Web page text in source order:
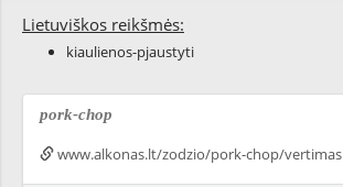
Lietuviškos reikšmės:
kiaulienos-pjaustyti
pork-chop
www.alkonas.lt/zodzio/pork-chop/vertimas